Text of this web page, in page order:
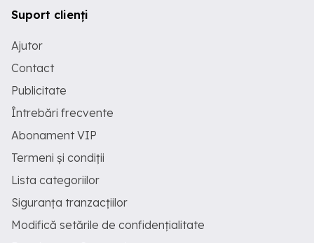
Suport clienți
Ajutor
Contact
Publicitate
Întrebări frecvente
Abonament VIP
Termeni și condiții
Lista categoriilor
Siguranța tranzacțiilor
Modifică setările de confidențialitate